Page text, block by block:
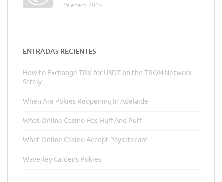
29 enero 2015
ENTRADAS RECIENTES
How to Exchange TRX for USDT on the TRON Network
Safely
When Are Pokies Reopening In Adelaide
What Online Casino Has Huff And Puff
What Online Casino Accept Paysafecard
Waverley Gardens Pokies